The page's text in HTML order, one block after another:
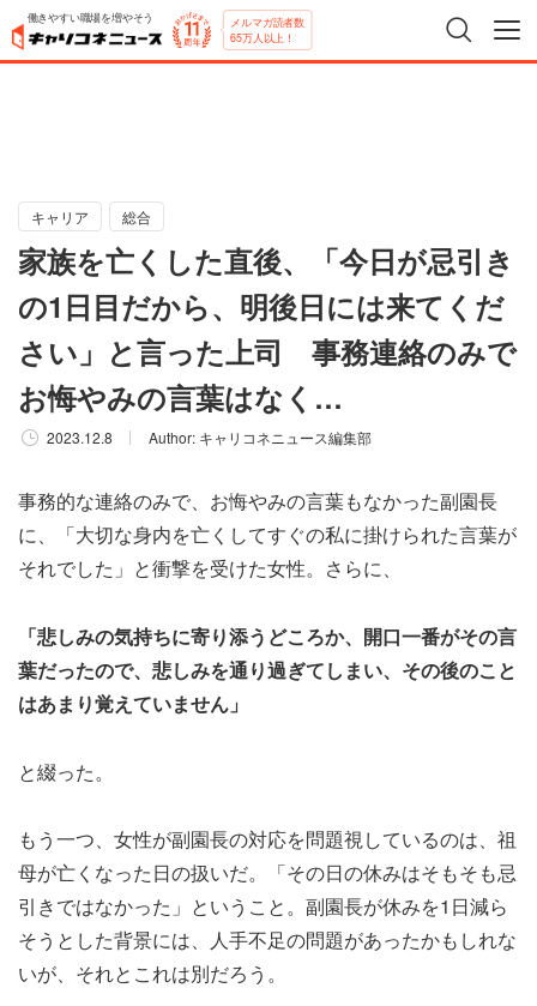
働きやすい職場を増やそう メルマガ読者数
65万人以上！
キャリア 総合
家族を亡くした直後、「今日が忌引き
の1日目だから、明後日には来てくだ
さい」と言った上司 事務連絡のみで
お悔やみの言葉はなく…
2023.12.8 Author: キャリコネニュース編集部
事務的な連絡のみで、お悔やみの言葉もなかった副園長
に、「大切な身内を亡くしてすぐの私に掛けられた言葉が
それでした」と衝撃を受けた女性。さらに、
「悲しみの気持ちに寄り添うどころか、開口一番がその言
葉だったので、悲しみを通り過ぎてしまい、その後のこと
はあまり覚えていません」
と綴った。
もう一つ、女性が副園長の対応を問題視しているのは、祖
母が亡くなった日の扱いだ。「その日の休みはそもそも忌
引きではなかった」ということ。副園長が休みを1日減ら
そうとした背景には、人手不足の問題があったかもしれな
いが、それとこれは別だろう。